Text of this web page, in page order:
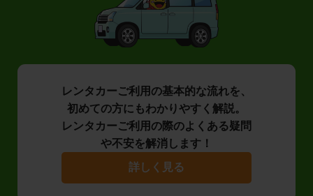
レンタカーご利用の基本的な流れを、
初めての方にもわかりやすく解説。
レンタカーご利用の際のよくある疑問
や不安を解消します！
詳しく見る